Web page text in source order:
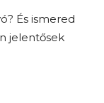
És ismered
jelentősek